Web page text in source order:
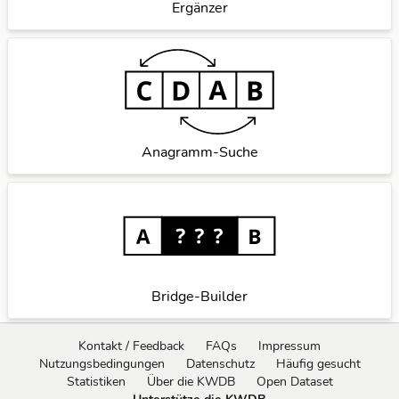
Ergänzer
Anagramm-Suche
Bridge-Builder
Kontakt / Feedback FAQs
Impressum
Nutzungsbedingungen
Datenschutz
Häufig gesucht
Statistiken
Über die KWDB
Open Dataset